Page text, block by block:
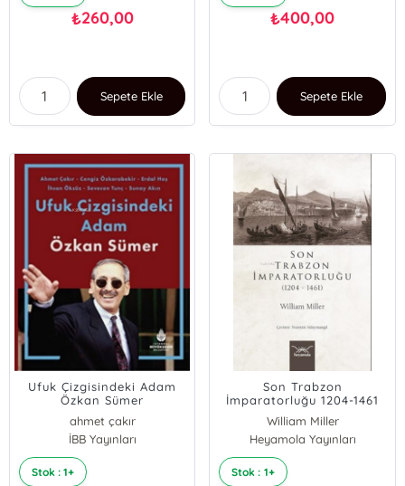
₺260,00
Sepete Ekle
₺400,00
Sepete Ekle
Ufuk Çizgisindeki Adam
Özkan Sümer
ahmet çakır
İBB Yayınları
Stok : 1+
Son Trabzon
İmparatorluğu 1204-1461
William Miller
Heyamola Yayınları
Stok : 1+